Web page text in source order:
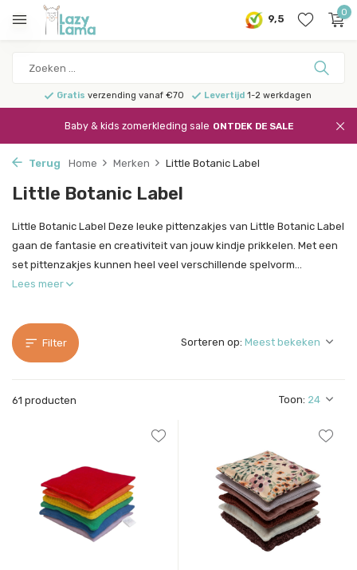
9,5
0
Gratis verzending vanaf €70 Levertijd1-2 werkdagen
Baby & kids zomerkleding sale ONTDEK DE SALE
Terug Home Merken Little Botanic Label
Little Botanic Label
Little Botanic Label Deze leuke pittenzakjes van Little Botanic Label
gaan de fantasie en creativiteit van jouw kindje prikkelen. Met een
set pittenzakjes kunnen heel veel verschillende spelvorm...
Lees meer
Filter
61 producten Toon:
Sorteren op: